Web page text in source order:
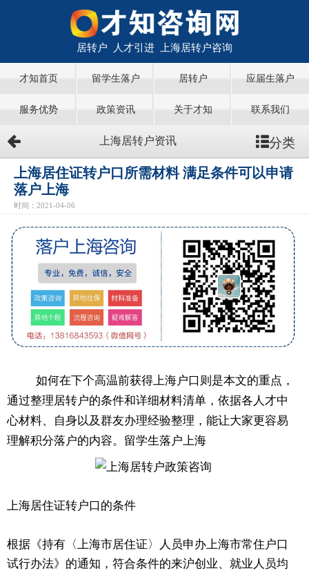
居转户 人才引进 上海居转户咨询
才知首页 留学生落户 居转户 应届生落户
服务优势 政策资讯 关于才知 联系我们
上海居转户资讯 分类
上海居住证转户口所需材料 满足条件可以申请
落户上海
时间：2021-04-06
如何在下个高温前获得上海户口则是本文的重点，
通过整理居转户的条件和详细材料清单，依据各人才中
心材料、自身以及群友办理经验整理，能让大家更容易
理解积分落户的内容。留学生落户上海
上海居住证转户口的条件
根据《持有〈上海市居住证〉人员申办上海市常住户口
试行办法》的通知，符合条件的来沪创业、就业人员均